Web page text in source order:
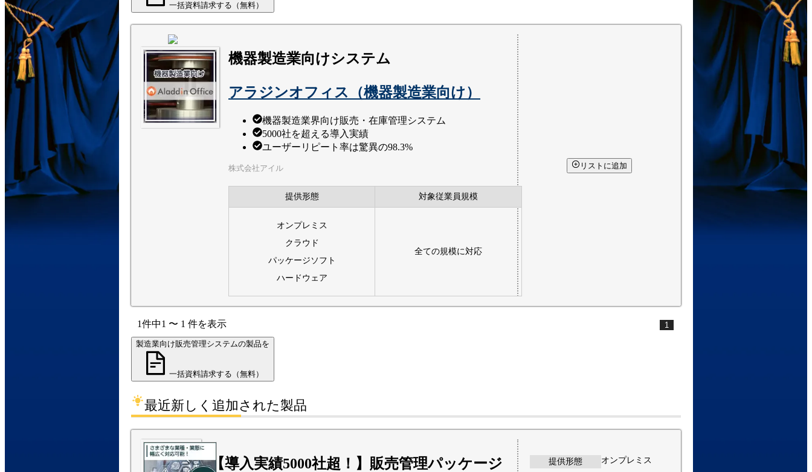
一括資料請求する（無料）
機器製造業向けシステム
アラジンオフィス（機器製造業向け）
機器製造業界向け販売・在庫管理システム
5000社を超える導入実績
ユーザーリピート率は驚異の98.3%
株式会社アイル
提供形態 対象従業員規模
オンプレミス
クラウド
パッケージソフト
ハードウェア
全ての規模に対応
リストに追加
1件中1 〜 1 件を表示 1
製造業向け販売管理システムの製品を
一括資料請求する（無料）
最近新しく追加された 製品
【導入実績5000社超！】販売管理パッケージ
提供形態 オンプレミス